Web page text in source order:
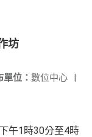
坊
單位： 數位中心 |
午1時30分至4時